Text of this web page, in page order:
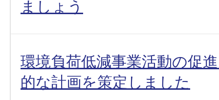
ましょう
環境負荷低減事業活動の促
的な計画を策定しました